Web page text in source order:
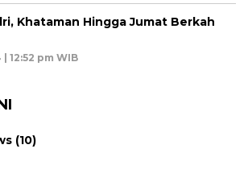
Khataman Hingga Jumat Berkah
12:52 pm WIB
(10)